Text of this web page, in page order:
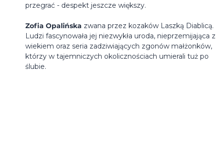
przegrać - despekt jeszcze większy.
Zofia Opalińska zwana przez kozaków Laszką Diablicą.
Ludzi fascynowała jej niezwykła uroda, nieprzemijająca z
wiekiem oraz seria zadziwiających zgonów małżonków,
którzy w tajemniczych okolicznościach umierali tuż po
ślubie.